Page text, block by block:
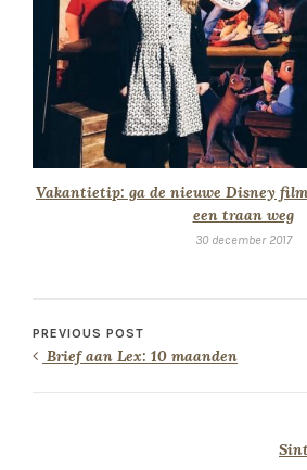
Vakantietip: ga de nieuwe Disney
een traan weg
30 december 2017
PREVIOUS POST
Brief aan Lex: 10 maanden